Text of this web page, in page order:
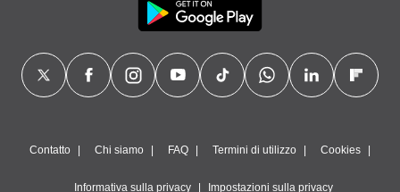
Contatto Chi siamo FAQ Termini di utilizzo Cookies
Informativa sulla privacy Impostazioni sulla privacy